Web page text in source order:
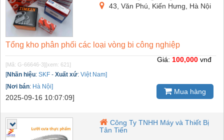
43, Văn Phú, Kiến Hưng, Hà Nội
Tổng kho phân phối các loại vòng bi công nghiệp
[Mã: G-66646-3][xem: 621]
[Nhãn hiệu: SKF - Xuất xứ: Việt Nam]
[Nơi bán: Hà Nội]
2025-09-16 10:07:09]
Giá: 100,000 vnđ
Mua hàng
Công Ty TNHH Máy và Thiết Bị
Tân Tiến